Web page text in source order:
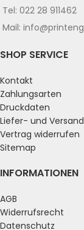
Tel: 022 28 911462
Mail:
SHOP SERVICE
Kontakt
Zahlungsarten
Druckdaten
Liefer- und
Vertrag widerrufen
Sitemap
INFORMATIONEN
AGB
Widerrufsrecht
Datenschutz